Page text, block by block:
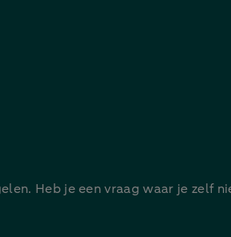
Heb je een vraag waar je zelf